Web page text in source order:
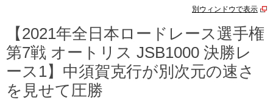
ポイント ランキング
別ウィンドウで表示
【2021年全日本ロードレース選手権
第7戦 オートリス JSB1000 決勝レ
ース1】中須賀克行が別次元の速さ
を見せて圧勝